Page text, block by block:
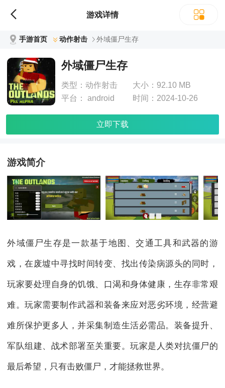
游戏详情
手游首页 动作射击 外域僵尸生存
外域僵尸生存
类型： 动作射击 大小： 92.10 MB
平台：
android 时间： 2024-10-26
立即下载
游戏简介
外域僵尸生存是一款基于地图、交通工具和武器的游
戏，在废墟中寻找时间转变、找出传染病源头的同时，
玩家要处理自身的饥饿、口渴和身体健康，生存非常艰
难。玩家需要制作武器和装备来应对恶劣环境，经营避
难所保护更多人，并采集制造生活必需品。装备提升、
军队组建、战术部署至关重要。玩家是人类对抗僵尸的
最后希望，只有击败僵尸，才能拯救世界。